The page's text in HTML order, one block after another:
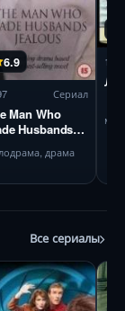
6.9
Сериал
Man Who
Husbands
драма
1997
Все сериалы